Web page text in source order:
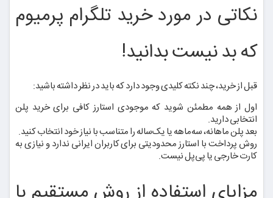
نکاتی در مورد خرید تلگرام پرمیوم
که بد نیست بدانید!
قبل از خرید، چند نکته کلیدی وجود دارد که باید در نظر داشته باشید:
اول از همه مطمئن شوید که موجودی استارز کافی برای خرید پلن
انتخابی دارید.
بعد پلن ماهانه، سه‌ماهه یا یک‌ساله را متناسب با نیاز خود انتخاب کنید.
روش پرداخت با استارز محدودیتی برای کاربران ایرانی ندارد و نیازی به
کارت خارجی یا پی‌پل نیست.